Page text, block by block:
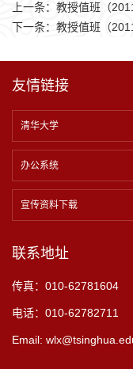
上一条： 教授值班（
下一条： 教授值班（
友情链接
清华大学
办公系统
宣传资料下载
联系地址
传真：010-62781604
电话：010-62782711
Email: